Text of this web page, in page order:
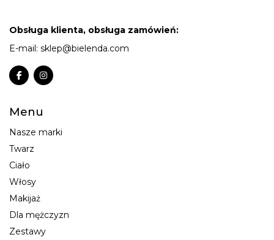
Obsługa klienta, obsługa zamówień:
E-mail: sklep@bielenda.com
Menu
Nasze marki
Twarz
Ciało
Włosy
Makijaż
Dla mężczyzn
Zestawy